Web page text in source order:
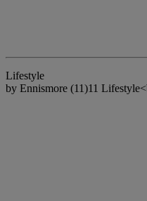
Lifestyle
by Ennismore (11)11